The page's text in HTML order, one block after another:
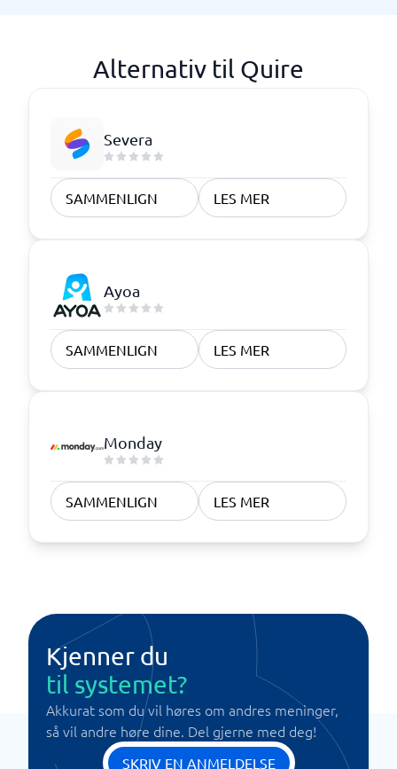
Alternativ til Quire
Severa
SAMMENLIGN LES MER
Ayoa
SAMMENLIGN LES MER
Monday
SAMMENLIGN LES MER
Kjenner du
til systemet?
Akkurat som du vil høres om andres meninger,
så vil andre høre dine. Del gjerne med deg!
SKRIV EN ANMELDELSE